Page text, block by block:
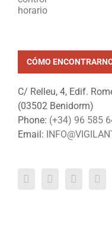
CÓMO
C/ Relleu, 4, Edif.
(03502 Benidorm)
Phone: (+34) 96 585
Email: